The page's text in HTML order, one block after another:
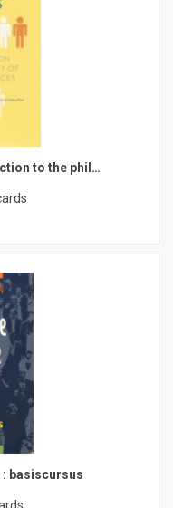
to the phil…
basiscursus